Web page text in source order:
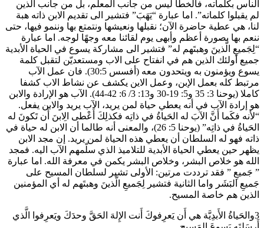
الناس بكلماته، فالخطأ ليس من جانب المعلم، بل من جانب الذين
لم يقبلوا كلماته”. اما عبارة “يَهَبَ” فتشير الى تقديم الابن ذاته هبة
لنا، هي عطية حاضرة الآن؛ نقبلها ونعيشها ونتمتع بها وننمو فيها، حتى
ننعم بها بصورة أعظم وأبهى يوم لقائنا معه وجهًا لوجه. اما عبارة
“لِجَميعِ الَّذينَ وهبتَهم له” فتشير الى مشاركة يسوع في الحياة الأبدية
جميع أولئك الذين هم في انفتاح على الاب ومستعديّن لتقبل كلمة
يسوع ويؤمنون به ويتحدون معه (أفسس 30:5). فان عمل الآب
مرتبط كله بعمل الإبن، وعمل الاين يكشف عن نشاط الاب كشفا
كاملا (يوحنا 3: 35 و5: 19-30 و13: 3/ 6: 42-44). الآب هو الإرادة والابن
هو إرادة الآب في أنه يعطي حياة لمن يريد، الآب يريد والابن يفعل.
“لأنه فكَما أَنَّ الآبَ له الحَياةُ في ذاتِه فكذلِكَ أَعْطى الِابنَ أَن تَكونَ له
الحَياةُ في ذاتِه” (يوحنا 5: 26)، والمعنى أنه طالما أن الابن له حياة في
ذاته فهو له السلطان أن يعطي هذه الحياة لمن يريد. إن مجد الابن
يظهر حين يعطي الحياة الأبدية للتلاميذ الذي سلّمهم الآب اليه. فمجد
الله هو خلاص البشر، وخلاص البشر يكمن في معرفة الله. اما عبارة
” جَميعِ ” فقد ترددت مرتين: الأولى تشير لسلطان المسيح على
جَميعِ البَشَر واما الثانية فتشير لِجَميعِ الَّذينَ وهبتَهم له أي المؤمنين
الذين هم خاصة المسيح.
3والحَياةُ الأَبدِيَّة هي أَن يَعرِفوكَ أَنت الإِلهَ الحَقَّ وحدَكَ ويَعرِفوا الَّذي